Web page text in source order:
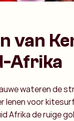
van
Afrika
wateren de
lenen voor
Afrika de ruige